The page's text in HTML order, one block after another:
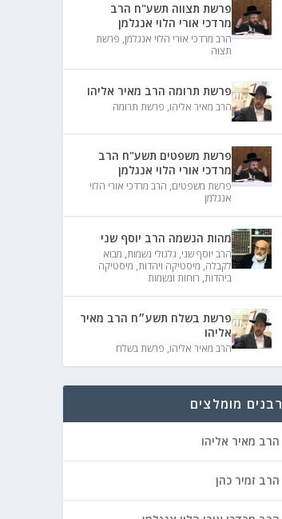
פרשת תצווה תשע"ח הרב
מרדכי אורי הלוי אנגלמן
הרב מרדכי אורי הלוי אנגלמן, פרשת
תצוה
פרשת תרומה הרב מאיר אליהו
הרב מאיר אליהו, פרשת תרומה
פרשת משפטים תשע"ח הרב
מרדכי אורי הלוי אנגלמן
פרשת משפטים, הרב מרדכי אורי הלוי
אנגלמן
מהות הנשמה הרב יוסף שני
הרב יוסף שני, גלגולי נשמות, מבוא
לקבלה, מיסטיקה ויהדות, מיסטיקה
ביהדות, רוחות ונשמות
פרשת בשלח תשע״ח הרב מאיר
אליהו
הרב מאיר אליהו, פרשת בשלח
רבנים מומלצים
הרב מאיר אליהו
הרב זמיר כהן